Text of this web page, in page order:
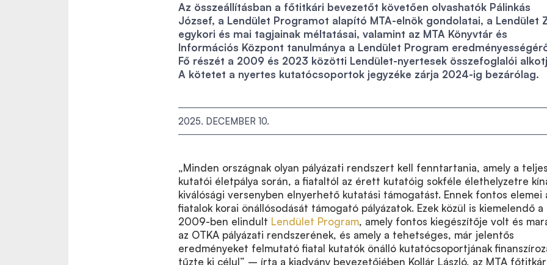
Az összeállításban a főtitkári bevezetőt követően olvashatók Pálinkás
József, a Lendület Programot alapító MTA-elnök gondolatai, a Lendület
egykori és mai tagjainak méltatásai, valamint az MTA Könyvtár és
Információs Központ tanulmánya a Lendület Program
Fő részét a 2009 és 2023 közötti Lendület-nyertesek összefoglalói
A kötetet a nyertes kutatócsoportok jegyzéke zárja 2024-ig bezárólag.
2025. DECEMBER 10.
„Minden országnak olyan pályázati rendszert kell fenntartania, amely a
kutatói életpálya során, a fiataltól az érett kutatóig sokféle élethelyzetre
kiválósági versenyben elnyerhető kutatási támogatást. Ennek fontos elemei
fiatalok korai önállósodását támogató pályázatok. Ezek közül is kiemelendő a
2009-ben elindult Lendület Program, amely fontos kiegészítője volt és
az OTKA pályázati rendszerének, és amely a tehetséges, már jelentős
eredményeket felmutató fiatal kutatók önálló kutatócsoportjának
tűzte ki célul” – írta a kiadvány bevezetőjében Kollár László, az MTA